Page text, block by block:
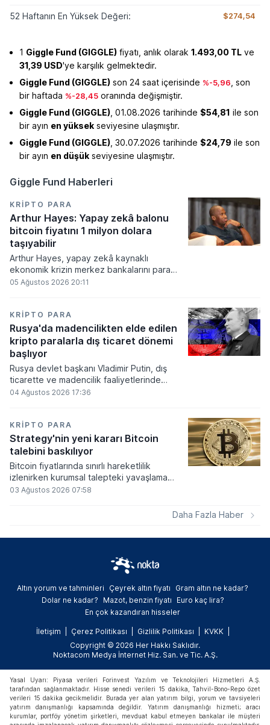
52 Haftanın En Yüksek Değeri: $274,54
1 Giggle Fund (GIGGLE) fiyatı, anlık olarak 1.493,00 TL ve
31,39 USD'ye karşılık gelmektedir.
Giggle Fund (GIGGLE) son 24 saat içerisinde %-5,96 , son
bir haftada %-28,45 oranında değişmiştir.
Giggle Fund (GIGGLE) , 01.08.2026 tarihinde $54,81 ile son
bir ayın en yüksek seviyesine ulaşmıştır.
Giggle Fund (GIGGLE) , 30.07.2026 tarihinde $24,79 ile son
bir ayın en düşük seviyesine ulaşmıştır.
Giggle Fund Haberleri
KRIPTO PARA
Arthur Hayes: Yapay zekâ balonu
bitcoin fiyatını 1 milyon dolara
taşıyabilir
Arthur Hayes, yapay zekâ kaynaklı
ekonomik krizin merkez bankalarını para
basmaya zorlayacağını ve bu durumun
kayıplarının tetikleyeceği kredi krizinin
küresel likidite artışına yol açacağını belirtti
ve bitcoinin bu süreçte en hızlı tepki veren
varlık olacağı vurguladı.
05 Ağustos 2026 20:11
KRIPTO PARA
Rusya'da madencilikten elde edilen
kripto paralarla dış ticaret dönemi
başlıyor
Rusya devlet başkanı Vladimir Putin, dış
ticarette ve madencilik faaliyetlerinde
kripto varlıkların kullanımına onay veren
elde edilen dijital paraların belirli şartlar
altında dolaşımına ve menkul kıymet
alımlarında kullanılmasına olanak sağlanıyor.
04 Ağustos 2026 17:36
KRIPTO PARA
Strategy'nin yeni kararı Bitcoin
talebini baskılıyor
Bitcoin fiyatlarında sınırlı hareketlilik
izlenirken kurumsal talepteki yavaşlama
piyasa dinamiklerini etkiliyor. ABD Merkez
03 Ağustos 2026 07:58
Daha Fazla Haber
Altın yorum ve tahminleri Çeyrek altın fiyatı
Gram altın ne kadar?
Dolar ne kadar?
Mazot, benzin fiyatı
Euro kaç lira?
En çok kazandıran hisseler
İletişim Çerez Politikası Gizlilik Politikası
KVKK
Copyright © 2026 Her Hakkı Saklıdır.
Noktacom Medya İnternet Hiz. San. ve Tic. A.Ş.
Yasal Uyarı: Piyasa verileri Forinvest Yazılım ve Teknolojileri Hizmetleri A.Ş.
tarafından sağlanmaktadır. Hisse senedi verileri 15 dakika, Tahvil-Bono-Repo özet
verileri 15 dakika gecikmelidir. Burada yer alan yatırım bilgi, yorum ve tavsiyeleri
yatırım danışmanlığı kapsamında değildir. Yatırım danışmanlığı hizmeti; aracı
kurumlar, portföy yönetim şirketleri, mevduat kabul etmeyen bankalar ile müşteri